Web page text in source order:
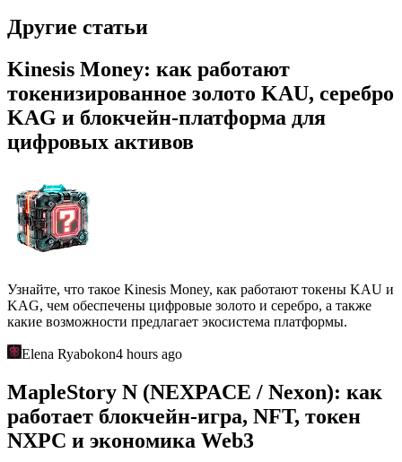
Другие статьи
Kinesis Money: как работают
токенизированное золото KAU, серебро
KAG и блокчейн-платформа для
цифровых активов
Узнайте, что такое Kinesis Money, как работают токены KAU и
KAG, чем обеспечены цифровые золото и серебро, а также
какие возможности предлагает экосистема платформы.
Elena Ryabokon4 hours ago
MapleStory N (NEXPACE / Nexon): как
работает блокчейн-игра, NFT, токен
NXPC и экономика Web3